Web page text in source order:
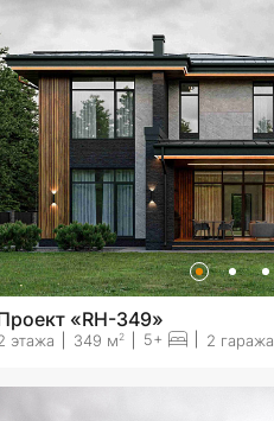
«RH-349»
этажа 349 м2 5+ 2 гаража